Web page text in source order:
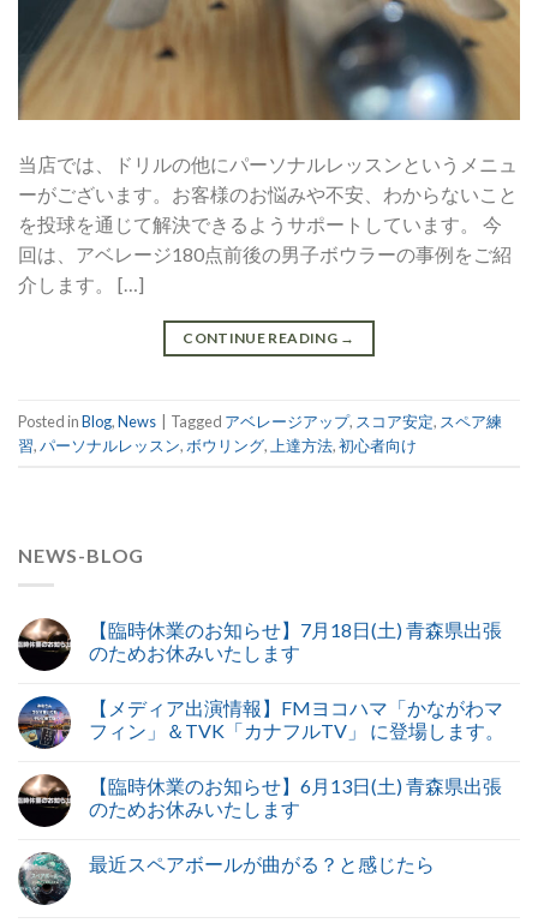
当店では、ドリルの他にパーソナルレッスンというメニュ
ーがございます。お客様のお悩みや不安、わからないこと
を投球を通じて解決できるようサポートしています。 今
回は、アベレージ180点前後の男子ボウラーの事例をご紹
介します。 […]
CONTINUE READING →
Posted inBlog,News Tagged アベレージアップ, スコア安定, スペア練
習,パーソナルレッスン, ボウリング, 上達方法,初心者向け
NEWS-BLOG
【臨時休業のお知らせ】7月18日(土) 青森県出張
のためお休みいたします
【メディア出演情報】FMヨコハマ「かながわマ
フィン」＆TVK「カナフルTV」 に登場します。
【臨時休業のお知らせ】6月13日(土) 青森県出張
のためお休みいたします
最近スペアボールが曲がる？と感じたら